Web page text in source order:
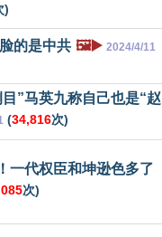
)
的是中共 🖼️▶️ 2024/4/11
”马英九称自己也是“赵
(34,816次)
一代权臣和坤逊色多了
次)